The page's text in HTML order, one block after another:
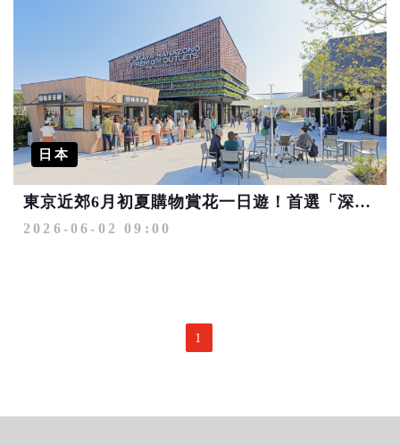
日本
東京近郊6月初夏購物賞花一日遊！首選「深谷花園PREMIUM OUTLETS®」
2026-06-02 09:00
1